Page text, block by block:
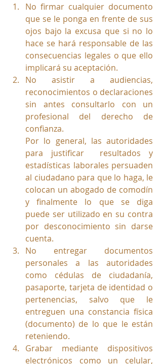
No firmar cualquier documento
que se le ponga en frente de sus
ojos bajo la excusa que si no lo
hace se hará responsable de las
consecuencias legales o que ello
implicará su aceptación.
No asistir a audiencias,
reconocimientos o declaraciones
sin antes consultarlo con un
profesional del derecho de
confianza.
Por lo general, las autoridades
para justificar  resultados y
estadísticas laborales persuaden
al ciudadano para que lo haga, le
colocan un abogado de comodín
y finalmente lo que se diga
puede ser utilizado en su contra
por desconocimiento sin darse
cuenta.
No entregar documentos
personales a las autoridades
como cédulas de ciudadanía,
pasaporte, tarjeta de identidad o
pertenencias, salvo que le
entreguen una constancia física
(documento) de lo que le están
reteniendo.
Grabar mediante dispositivos
electrónicos como un celular,